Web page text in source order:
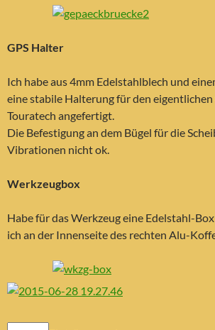
GPS Halter
Ich habe aus 4mm Edelstahlblech und
eine stabile Halterung für den eigentlichen
Touratech angefertigt.
Die Befestigung an dem Bügel für die
Vibrationen nicht ok.
Werkzeugbox
Habe für das Werkzeug eine Edelstahl-
ich an der Innenseite des rechten Alu-